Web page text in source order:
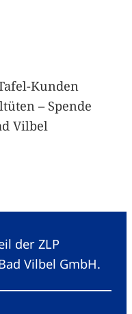
Kunden
– Spende
Vilbel
der ZLP
Vilbel GmbH.